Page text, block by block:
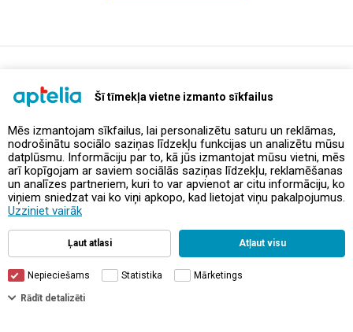
Šī tīmekļa vietne izmanto sīkfailus
Mēs izmantojam sīkfailus, lai personalizētu saturu un reklāmas,
nodrošinātu sociālo saziņas līdzekļu funkcijas un analizētu mūsu
datplūsmu. Informāciju par to, kā jūs izmantojat mūsu vietni, mēs
arī kopīgojam ar saviem sociālās saziņas līdzekļu, reklamēšanas
un analīzes partneriem, kuri to var apvienot ar citu informāciju, ko
viņiem sniedzat vai ko viņi apkopo, kad lietojat viņu pakalpojumus.
Uzziniet vairāk
Ļaut atlasi Atļaut visu
Nepieciešams Statistika Mārketings
Rādīt detalizēti
Piedāvājumi un akcijas
Kontakti